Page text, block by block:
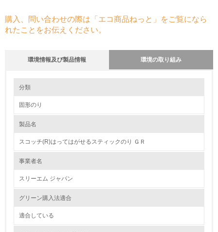
購入、問い合わせの際は「エコ商品ねっと」をご覧になら
れたことをお伝えください。
環境情報及び製品情報 環境の取り組み
1.環境取り組み体制
分類
固形のり
製品名
スコッチ(R)はってはがせるスティックのり ＧＲ
事業者名
スリーエム ジャパン
グリーン購入法適合
適合している